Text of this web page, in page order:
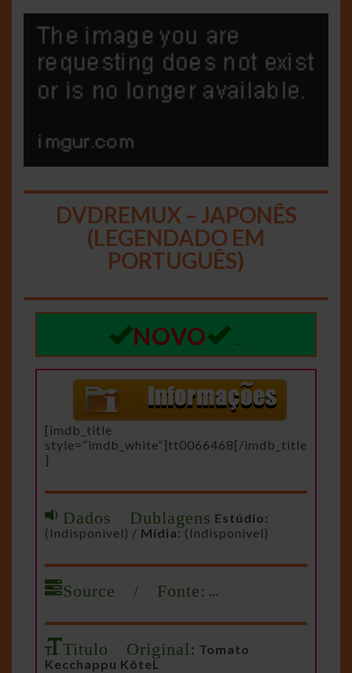
DVDREMUX – JAPONÊS
(LEGENDADO EM
PORTUGUÊS)
NOVO …
[imdb_title
style=”imdb_white”]tt0066468[/imdb_title
]
Dados Dublagens Estúdio:
(Indisponivel) / Mídia: (Indisponivel)
Source / Fonte: …
Titulo Original: Tomato
Kecchappu KôteL